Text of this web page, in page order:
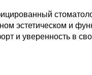
эстетическом и
и уверенность в